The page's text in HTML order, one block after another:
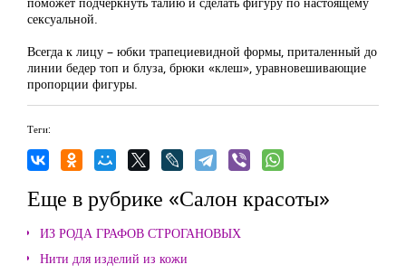
сексуальной.
Всегда к лицу – юбки трапециевидной формы, приталенный до
линии бедер топ и блуза, брюки «клеш», уравновешивающие
пропорции фигуры.
Теги:
Еще в рубрике «Салон красоты»
ИЗ РОДА ГРАФОВ СТРОГАНОВЫХ
Нити для изделий из кожи